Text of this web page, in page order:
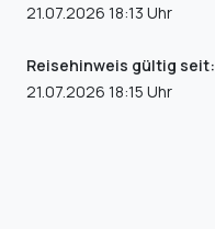
21.07.2026 18:13 Uhr
Reisehinweis gültig seit:
21.07.2026 18:15 Uhr